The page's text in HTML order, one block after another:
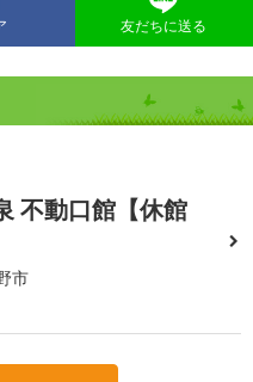
友だちに送る
不動口館【休館
市